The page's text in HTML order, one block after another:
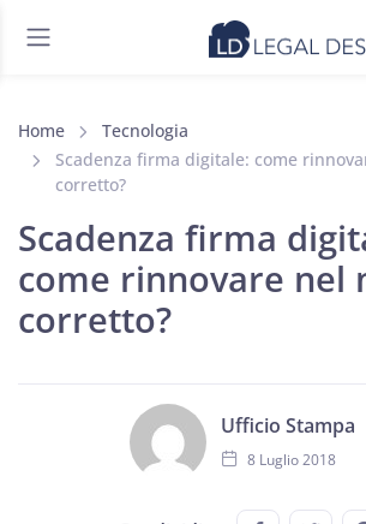
Home
Tecnologia
Scadenza firma digitale: come
corretto?
Scadenza firma
come rinnovare nel
corretto?
Ufficio Stampa
8 Luglio 2018